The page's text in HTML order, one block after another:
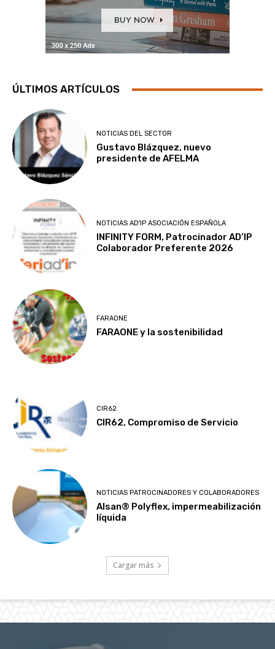
ÚLTIMOS ARTÍCULOS
NOTICIAS DEL SECTOR
Gustavo Blázquez, nuevo
presidente de AFELMA
NOTICIAS AD'IP ASOCIACIÓN ESPAÑOLA
INFINITY FORM, Patrocinador AD’IP
Colaborador Preferente 2026
FARAONE
FARAONE y la sostenibilidad
CIR62
CIR62, Compromiso de Servicio
NOTICIAS PATROCINADORES Y COLABORADORES
Alsan® Polyflex, impermeabilización
líquida
Cargar más